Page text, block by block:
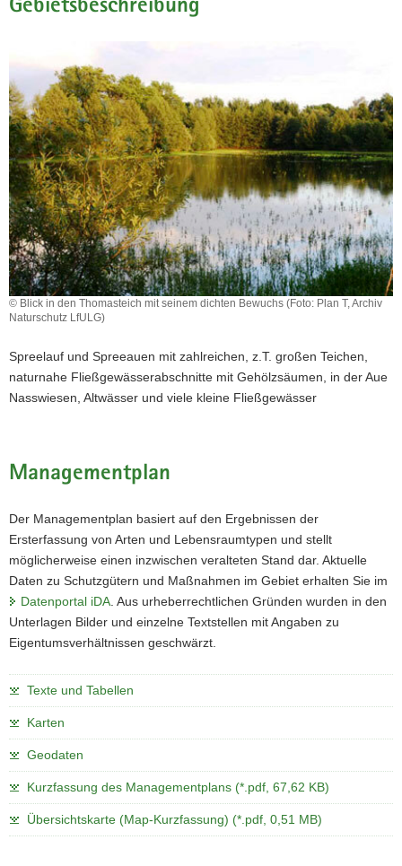
a
t
o
n
Gebietsbeschreibung
© Blick in den Thomasteich mit seinem dichten Bewuchs (Foto: Plan T, Archiv
Naturschutz LfULG)
Spreelauf und Spreeauen mit zahlreichen, z.T. großen Teichen,
naturnahe Fließgewässerabschnitte mit Gehölzsäumen, in der Aue
Nasswiesen, Altwässer und viele kleine Fließgewässer
Managementplan
Der Managementplan basiert auf den Ergebnissen der
Ersterfassung von Arten und Lebensraumtypen und stellt
möglicherweise einen inzwischen veralteten Stand dar. Aktuelle
Daten zu Schutzgütern und Maßnahmen im Gebiet erhalten Sie im
Datenportal iDA . Aus urheberrechtlichen Gründen wurden in den
Unterlagen Bilder und einzelne Textstellen mit Angaben zu
Eigentumsverhältnissen geschwärzt.
Texte und Tabellen
Karten
Geodaten
Kurzfassung des Managementplans (*.pdf, 67,62 KB)
Übersichtskarte (Map-Kurzfassung) (*.pdf, 0,51 MB)